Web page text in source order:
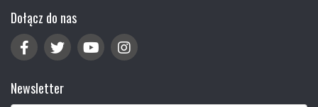
Dołącz do nas
Newsletter